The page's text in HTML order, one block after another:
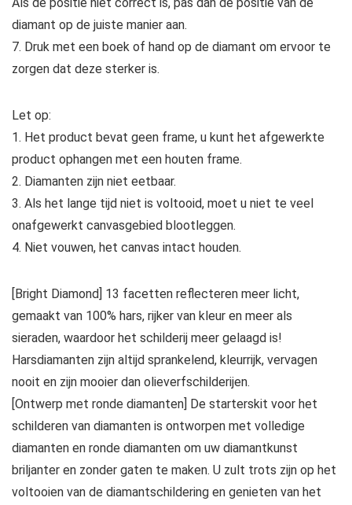
diamant op de juiste manier aan.
7. Druk met een boek of hand op de diamant om ervoor te
zorgen dat deze sterker is.
Let op:
1. Het product bevat geen frame, u kunt het afgewerkte
product ophangen met een houten frame.
2. Diamanten zijn niet eetbaar.
3. Als het lange tijd niet is voltooid, moet u niet te veel
onafgewerkt canvasgebied blootleggen.
4. Niet vouwen, het canvas intact houden.
[Bright Diamond] 13 facetten reflecteren meer licht,
gemaakt van 100% hars, rijker van kleur en meer als
sieraden, waardoor het schilderij meer gelaagd is!
Harsdiamanten zijn altijd sprankelend, kleurrijk, vervagen
nooit en zijn mooier dan olieverfschilderijen.
[Ontwerp met ronde diamanten] De starterskit voor het
schilderen van diamanten is ontworpen met volledige
diamanten en ronde diamanten om uw diamantkunst
briljanter en zonder gaten te maken. U zult trots zijn op het
voltooien van de diamantschildering en genieten van het